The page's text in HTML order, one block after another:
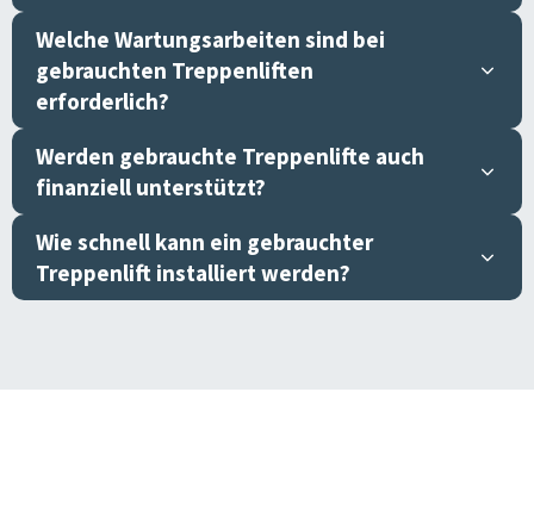
Welche Wartungsarbeiten sind bei
gebrauchten Treppenliften
erforderlich?
Werden gebrauchte Treppenlifte auch
finanziell unterstützt?
Wie schnell kann ein gebrauchter
Treppenlift installiert werden?